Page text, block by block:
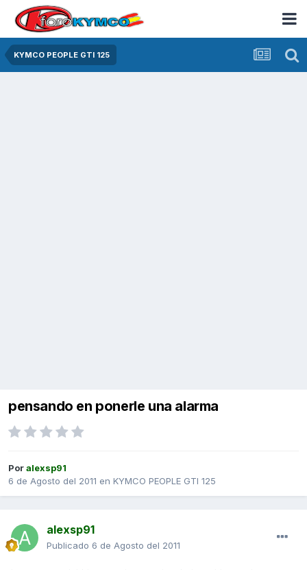
KYMCO PEOPLE GTI 125
pensando en ponerle una alarma
Poralexsp91
6 de Agosto del 2011 en KYMCO PEOPLE GTI 125
alexsp91
Publicado 6 de Agosto del 2011